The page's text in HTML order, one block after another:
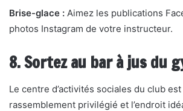
Brise-glace : Aimez les publications
photos Instagram de votre instructeur.
8. Sortez au bar à jus du
Le centre d’activités sociales du club
rassemblement privilégié et l’endroit